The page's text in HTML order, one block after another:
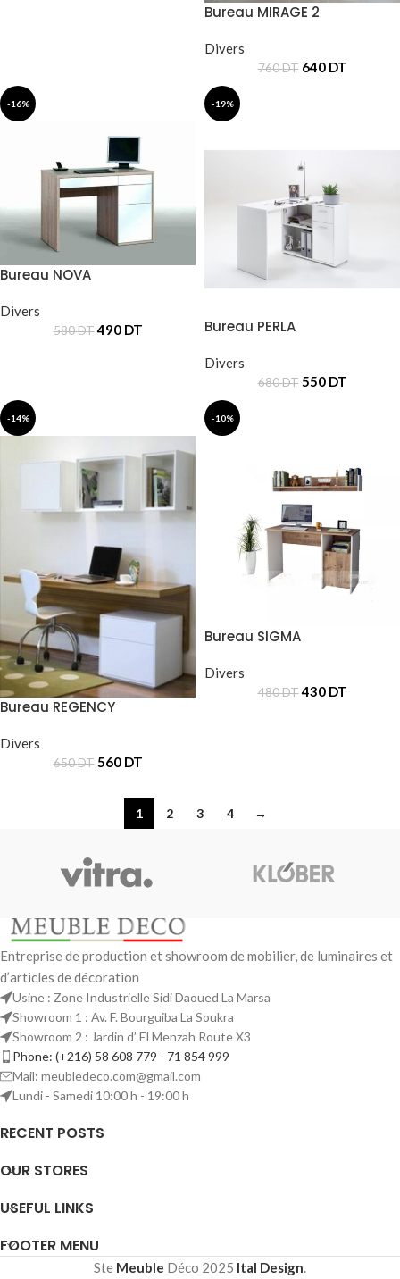
Bureau MIRAGE 2
Divers
760DT 640 DT
-16%
Bureau NOVA
Divers
580DT490 DT
-19%
Bureau PERLA
Divers
680DT 550 DT
-14%
Bureau REGENCY
Divers
650DT 560 DT
-10%
Bureau SIGMA
Divers
480DT430 DT
1 2 3 4 →
Entreprise de production et showroom de mobilier, de luminaires et
d’articles de décoration
Usine : Zone Industrielle Sidi Daoued La Marsa
Showroom 1 : Av. F. Bourguiba La Soukra
Showroom 2 : Jardin d’ El Menzah Route X3
Phone: (+216) 58 608 779 - 71 854 999
Mail: meubledeco.com@gmail.com
Lundi - Samedi 10:00 h - 19:00 h
RECENT POSTS
OUR STORES
USEFUL LINKS
FOOTER MENU
Ste Meuble Déco 2025 Ital Design.